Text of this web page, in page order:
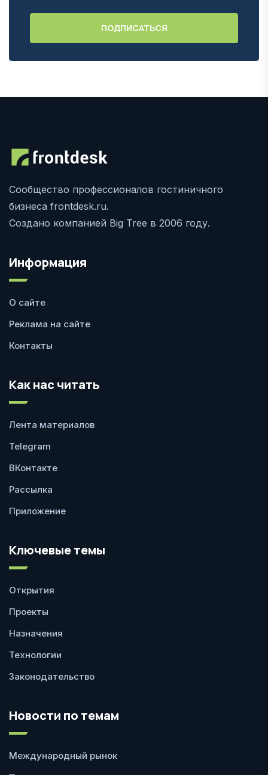
Сообщество профессионалов гостиничного
бизнеса frontdesk.ru.
Создано компанией Big Tree в 2006 году.
Информация
О сайте
Реклама на сайте
Контакты
Как нас читать
Лента материалов
Telegram
ВКонтакте
Рассылка
Приложение
Ключевые темы
Открытия
Проекты
Назначения
Технологии
Законодательство
Новости по темам
Международный рынок